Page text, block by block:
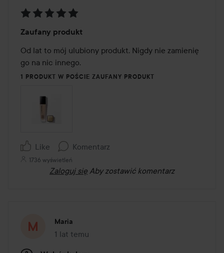
5
z
5
Zaufany produkt
Od lat to mój ulubiony produkt. Nigdy nie zamienię
go na nic innego.
1 PRODUKT W POŚCIE ZAUFANY PRODUKT
Like Komentarz
1736 wyświetleń
Zaloguj się Aby zostawić komentarz
Maria
1 lat temu
Post został utworzony 1 lat temu